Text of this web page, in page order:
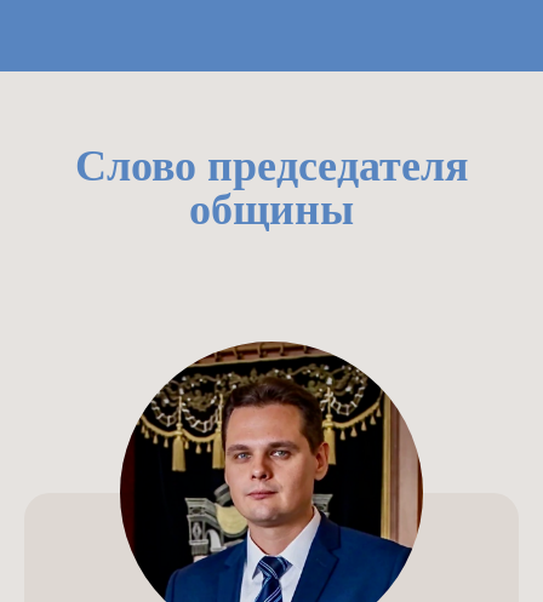
Слово председателя
общины